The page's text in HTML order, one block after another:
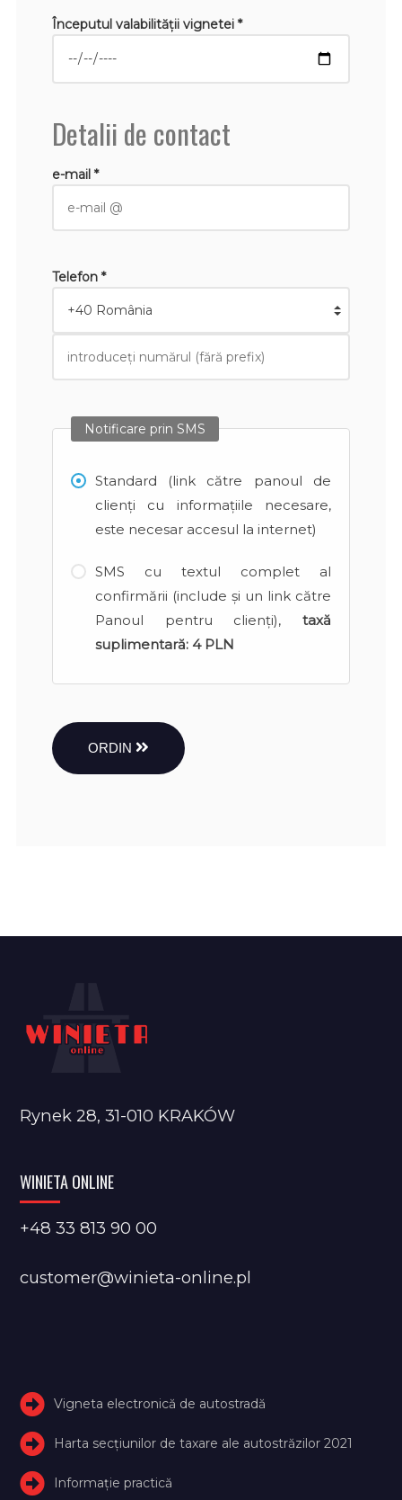
Începutul valabilităţii vignetei *
Detalii de contact
e-mail *
Telefon *
Notificare prin SMS
Standard (link către panoul de
clienți cu informațiile necesare,
este necesar accesul la internet)
SMS cu textul complet al
confirmării (include și un link către
Panoul pentru clienți), taxă
suplimentară: 4 PLN
ORDIN
Rynek 28, 31-010 KRAKÓW
WINIETA ONLINE
+48 33 813 90 00
customer@winieta-online.pl
Vigneta electronică de autostradă
Harta secțiunilor de taxare ale autostrăzilor 2021
Informație practică